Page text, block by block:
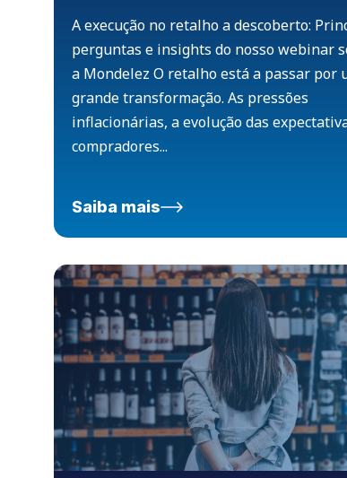
A execução no retalho a descoberto:
perguntas e insights do nosso webinar
a Mondelez O retalho está a passar por
grande transformação. As pressões
inflacionárias, a evolução das
compradores...
Saiba mais